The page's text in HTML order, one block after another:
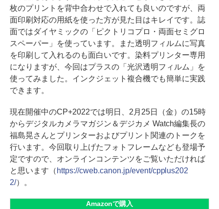
枚のプリントを背中合わせで入れても良いのですが、両
面印刷対応の用紙を使った方が見た目はキレイです。誌
面ではダイヤミックの「ピクトリコプロ・両面セミグロ
スペーパー」を使っています。また透明フィルムに写真
を印刷して入れるのも面白いです。染料プリンター専用
になりますが、今回はプラスの「光沢透明フィルム」を
使ってみました。インクジェット複合機でも簡単に実践
できます。
現在開催中のCP+2022では明日、2月25日（金）の15時
からデジタルカメラマガジン＆デジカメ Watch編集長の
福島晃さんとプリンターおよびプリント関連のトークを
行います。今回取り上げたフォトフレームなども登場予
定ですので、オンラインコンテンツをご覧いただければ
と思います（ https://cweb.canon.jp/event/cpplus202
2/）。
Amazonで購入